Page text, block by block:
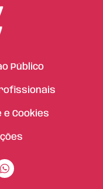
Público
e Cookies